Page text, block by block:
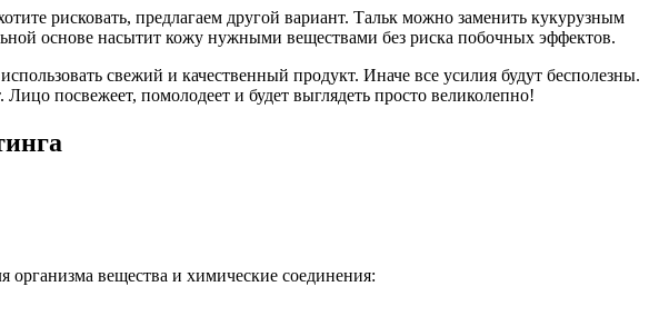
рисковать, предлагаем другой вариант. Тальк можно заменить кукурузным
основе насытит кожу нужными веществами без риска побочных эффектов.
свежий и качественный продукт. Иначе все усилия будут бесполезны.
Лицо посвежеет, помолодеет и будет выглядеть просто великолепно!
вещества и химические соединения: